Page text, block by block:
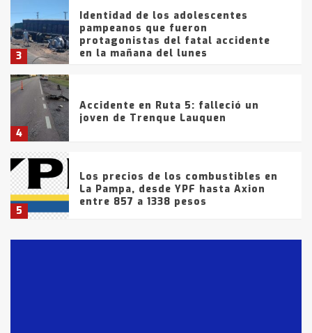
3
Identidad de los adolescentes
pampeanos que fueron
protagonistas del fatal accidente
en la mañana del lunes
4
Accidente en Ruta 5: falleció un
joven de Trenque Lauquen
5
Los precios de los combustibles en
La Pampa, desde YPF hasta Axion
entre 857 a 1338 pesos